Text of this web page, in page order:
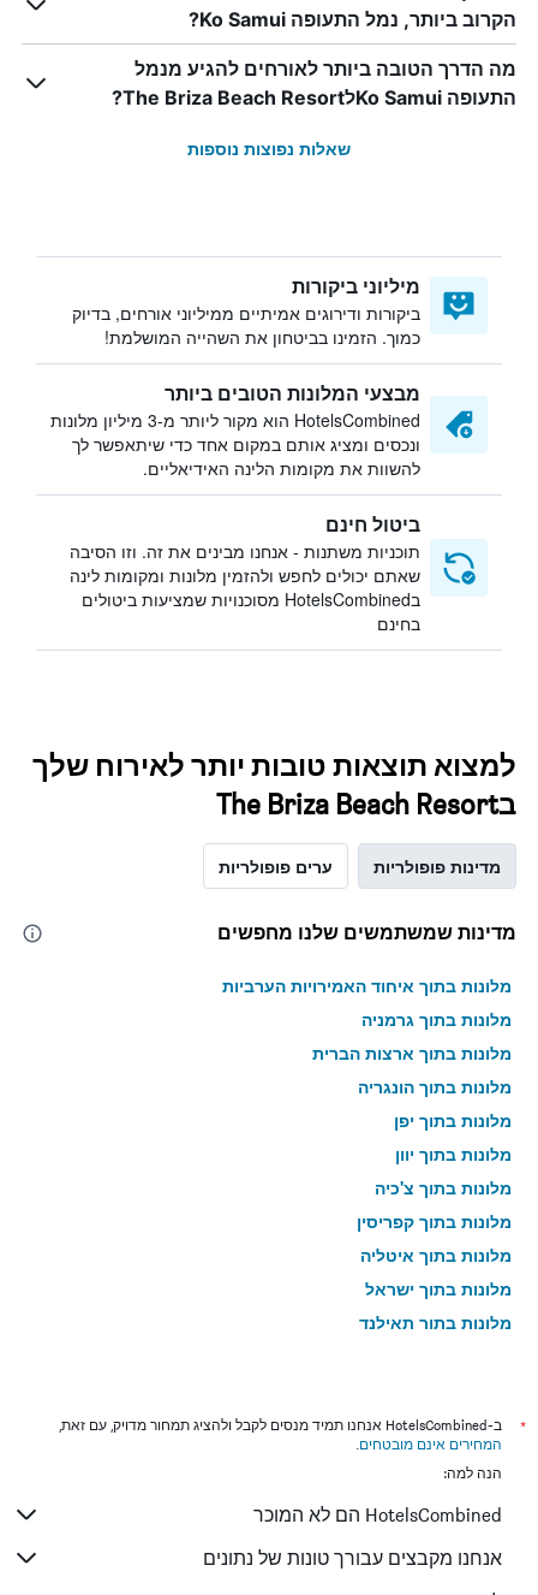
הקרוב ביותר, נמל התעופה Ko Samui?
מה הדרך הטובה ביותר לאורחים להגיע מנמל
התעופה Ko SamuiלThe Briza Beach Resort?
שאלות נפוצות נוספות
מיליוני ביקורות
ביקורות ודירוגים אמיתיים ממיליוני אורחים, בדיוק
כמוך. הזמינו בביטחון את השהייה המושלמת!
מבצעי המלונות הטובים ביותר
HotelsCombined הוא מקור ליותר מ-3 מיליון מלונות
ונכסים ומציג אותם במקום אחד כדי שיתאפשר לך
להשוות את מקומות הלינה האידיאליים.
ביטול חינם
תוכניות משתנות - אנחנו מבינים את זה. וזו הסיבה
שאתם יכולים לחפש ולהזמין מלונות ומקומות לינה
בHotelsCombined מסוכנויות שמציעות ביטולים
בחינם
למצוא תוצאות טובות יותר לאירוח שלך
בThe Briza Beach Resort
מדינות פופולריות ערים פופולריות
מדינות שמשתמשים שלנו מחפשים
מלונות בתוך איחוד האמירויות הערביות
מלונות בתוך גרמניה
מלונות בתוך ארצות הברית
מלונות בתוך הונגריה
מלונות בתוך יפן
מלונות בתוך יוון
מלונות בתוך צ'כיה
מלונות בתוך קפריסין
מלונות בתוך איטליה
מלונות בתוך ישראל
מלונות בתוך תאילנד
*
ב-HotelsCombined אנחנו תמיד מנסים לקבל ולהציג תמחור מדויק, עם זאת,
המחירים אינם מובטחים.
הנה למה:
HotelsCombined הם לא המוכר
אנחנו מקבצים עבורך טונות של נתונים